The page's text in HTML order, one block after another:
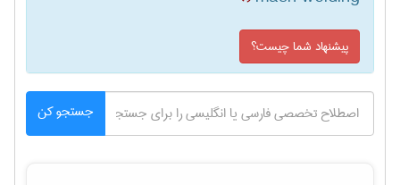
پیشنهاد شما چیست؟
جستجو کن